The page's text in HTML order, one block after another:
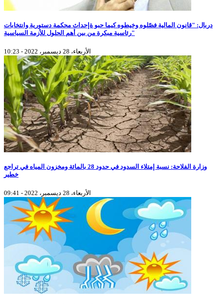
دربال: "قانون المالية فصّلوه وخيطوه كيما حبو ةإحداث محكمة دستورية وانتخابات
رئاسية مبكرة من بين أهم الحلول للأزمة السياسية"
الأربعاء، 28 ديسمبر، 2022 - 10:23
وزارة الفلاحة: نسبة إمتلاء السدود في حدود 28 بالمائة ومخزون المياه في تراجع
خطير
الأربعاء، 28 ديسمبر، 2022 - 09:41